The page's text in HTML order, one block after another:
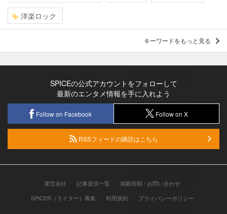
洋楽ロック
キーワードをもっと見る
SPICEの公式アカウントをフォローして
最新のエンタメ情報を手に入れよう
Follow on Facebook Follow on X
RSSフィードの購読はこちら
運営会社 記事提供一覧
掲載依頼 / お問い合わせ
SPICER（ライター）募集
利用規約 プライバシーポリシー